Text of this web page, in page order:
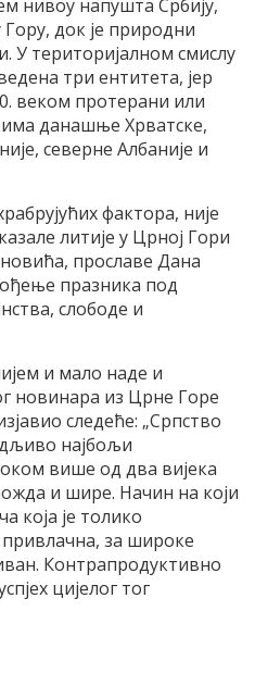
нивоу напушта Србију,
док је природни
У територијалном смислу
три ентитета, јер
веком протерани или
данашње Хрватске,
северне Албаније и
фактора, није
литије у Црној Гори
прославе Дана
празника под
слободе и
и мало наде и
новинара из Црне Горе
следеће: „Српство
најбољи
више од два вијека
и шире. Начин на који
која је толико
за широке
Контрапродуктивно
цијелог тог